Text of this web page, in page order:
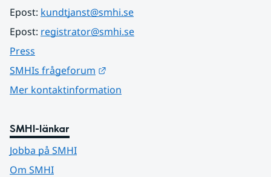
Epost: kundtjanst@smhi.se
Epost: registrator@smhi.se
Press
SMHIs frågeforum
Mer kontaktinformation
SMHI-länkar
Jobba på SMHI
Om SMHI